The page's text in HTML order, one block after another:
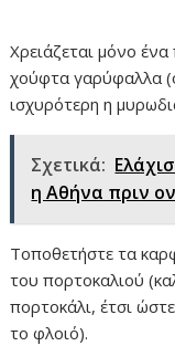
Χρειάζεται μόνο
χούφτα γαρύφαλλα
ισχυρότερη η
Σχετικά:
η Αθήνα πριν
Τοποθετήστε τα
του πορτοκαλιού
πορτοκάλι, έτσι
το φλοιό).